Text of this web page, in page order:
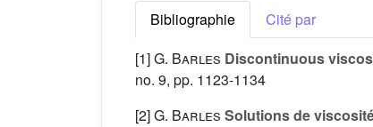
Bibliographie
Cité par
[1]G. Barles Discontinuous
no. 9, pp. 1123-1134
[2]G. Barles Solutions de